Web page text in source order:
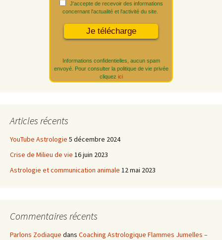
J'accepte de recevoir des informations
concernant l'actualité et l'activité du site.
Informations confidentielles, aucun spam
envoyé. Pour consulter la politique de vie privée
cliquez ici
Articles récents
YouTube Astrologie 5 décembre 2024
Crise de Milieu de vie 16 juin 2023
Astrologie et communication animale 12 mai 2023
Commentaires récents
Parlons Zodiaque dans Coaching Astrologique Flammes Jumelles –